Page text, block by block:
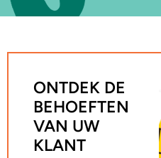
ONTDEK DE
BEHOEFTEN
VAN UW
KLANT